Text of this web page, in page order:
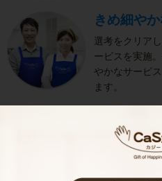
きめ細や
選考をクリア
ービスを実施
やかなサービ
ます。
お掃除代行の